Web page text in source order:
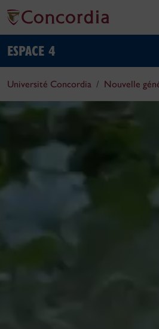
ESPACE 4
Université Concordia Nouvelle